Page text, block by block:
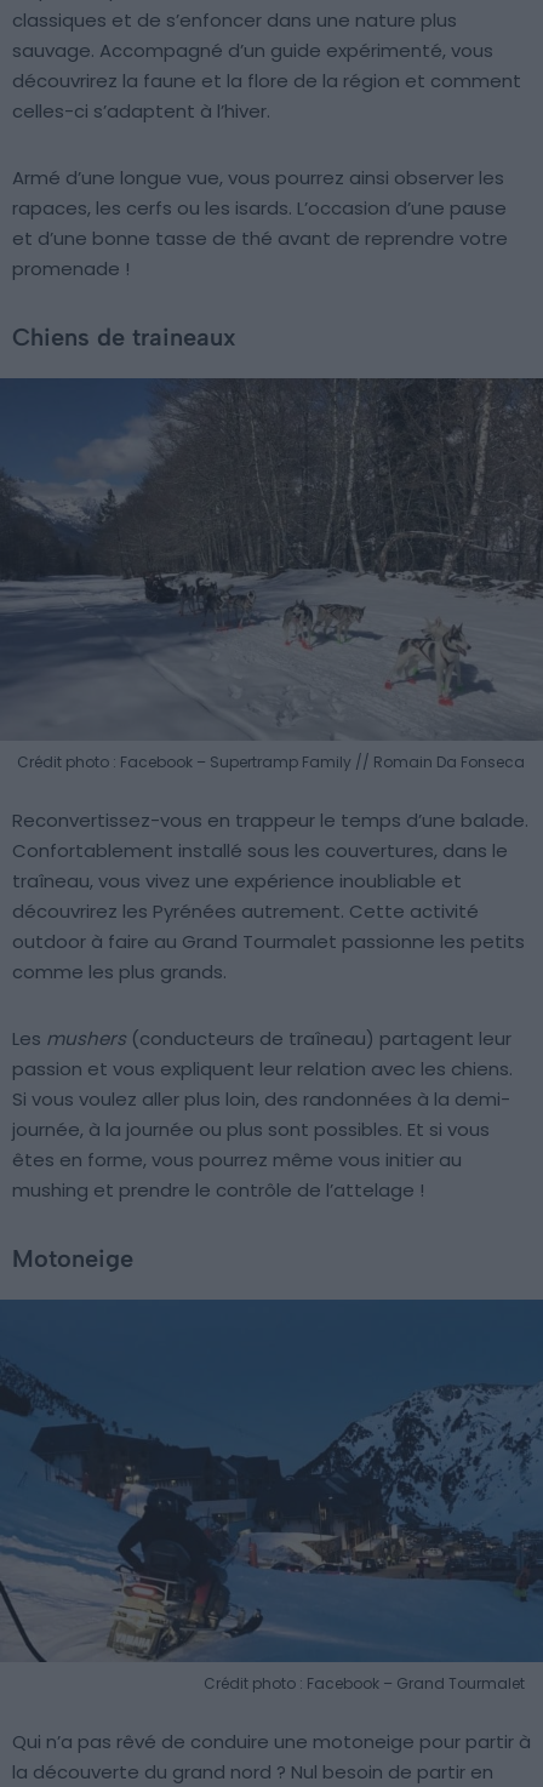
classiques et de s’enfoncer dans une nature plus
sauvage. Accompagné d’un guide expérimenté, vous
découvrirez la faune et la flore de la région et comment
celles-ci s’adaptent à l’hiver.
Armé d’une longue vue, vous pourrez ainsi observer les
rapaces, les cerfs ou les isards. L’occasion d’une pause
et d’une bonne tasse de thé avant de reprendre votre
promenade !
Chiens de traineaux
Crédit photo : Facebook – Supertramp Family // Romain Da Fonseca
Reconvertissez-vous en trappeur le temps d’une balade.
Confortablement installé sous les couvertures, dans le
traîneau, vous vivez une expérience inoubliable et
découvrirez les Pyrénées autrement. Cette activité
outdoor à faire au Grand Tourmalet passionne les petits
comme les plus grands.
Les mushers (conducteurs de traîneau) partagent leur
passion et vous expliquent leur relation avec les chiens.
Si vous voulez aller plus loin, des randonnées à la demi-
journée, à la journée ou plus sont possibles. Et si vous
êtes en forme, vous pourrez même vous initier au
mushing et prendre le contrôle de l’attelage !
Motoneige
Crédit photo : Facebook – Grand Tourmalet
Qui n’a pas rêvé de conduire une motoneige pour partir à
la découverte du grand nord ? Nul besoin de partir en